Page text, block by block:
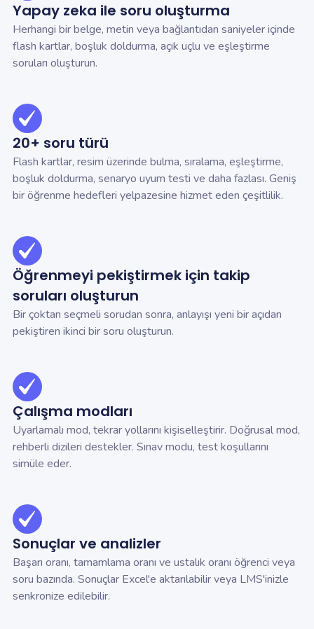
Yapay zeka ile soru oluşturma
Herhangi bir belge, metin veya bağlantıdan saniyeler içinde
flash kartlar, boşluk doldurma, açık uçlu ve eşleştirme
soruları oluşturun.
20+ soru türü
Flash kartlar, resim üzerinde bulma, sıralama, eşleştirme,
boşluk doldurma, senaryo uyum testi ve daha fazlası. Geniş
bir öğrenme hedefleri yelpazesine hizmet eden çeşitlilik.
Öğrenmeyi pekiştirmek için takip
soruları oluşturun
Bir çoktan seçmeli sorudan sonra, anlayışı yeni bir açıdan
pekiştiren ikinci bir soru oluşturun.
Çalışma modları
Uyarlamalı mod, tekrar yollarını kişiselleştirir. Doğrusal mod,
rehberli dizileri destekler. Sınav modu, test koşullarını
simüle eder.
Sonuçlar ve analizler
Başarı oranı, tamamlama oranı ve ustalık oranı öğrenci veya
soru bazında. Sonuçlar Excel'e aktarılabilir veya LMS'inizle
senkronize edilebilir.